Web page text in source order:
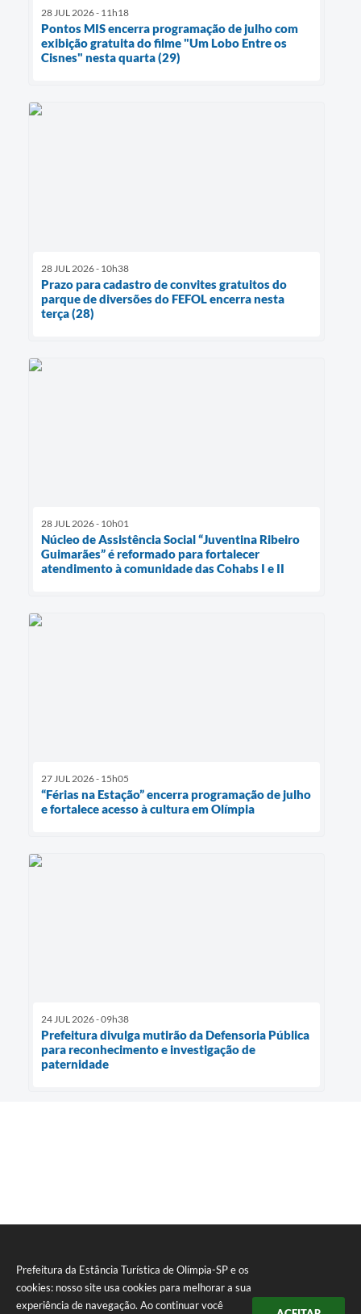
Prefeitura da Estância Turística de Olímpia-SP e os
cookies: nosso site usa cookies para melhorar a sua
experiência de navegação. Ao continuar você
28 JUL 2026 - 11h18
Pontos MIS encerra programação de julho com
exibição gratuita do filme "Um Lobo Entre os
Cisnes" nesta quarta (29)
28 JUL 2026 - 10h38
Prazo para cadastro de convites gratuitos do
parque de diversões do FEFOL encerra nesta
terça (28)
28 JUL 2026 - 10h01
Núcleo de Assistência Social “Juventina Ribeiro
Guimarães” é reformado para fortalecer
atendimento à comunidade das Cohabs I e II
27 JUL 2026 - 15h05
“Férias na Estação” encerra programação de julho
e fortalece acesso à cultura em Olímpia
24 JUL 2026 - 09h38
Prefeitura divulga mutirão da Defensoria Pública
para reconhecimento e investigação de
paternidade